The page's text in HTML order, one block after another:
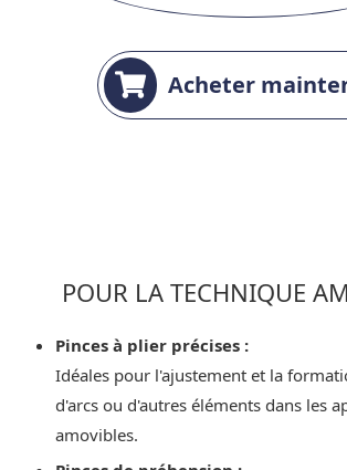
Acheter
POUR LA TECHNIQUE
Pinces à plier précises :
Idéales pour l'ajustement et la
d'arcs ou d'autres éléments dans les
amovibles.